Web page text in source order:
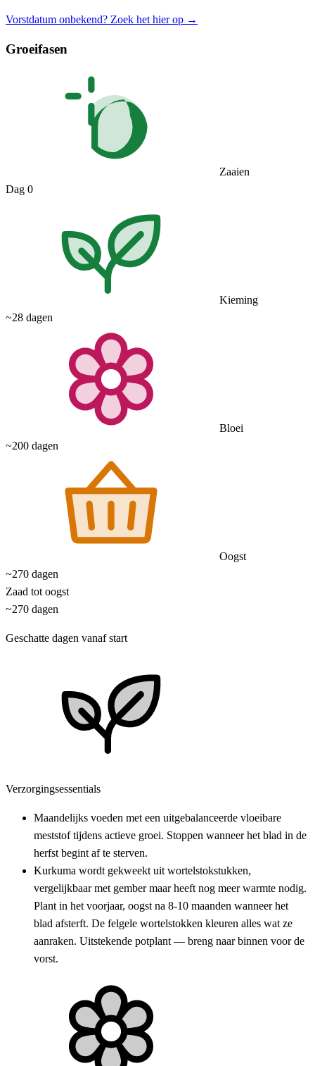
Vorstdatum onbekend? Zoek het hier op →
Groeifasen
Zaaien
Dag 0
Kieming
~28 dagen
Bloei
~200 dagen
Oogst
~270 dagen
Zaad tot oogst
~270 dagen
Geschatte dagen vanaf start
Verzorgingsessentials
Maandelijks voeden met een uitgebalanceerde vloeibare
meststof tijdens actieve groei. Stoppen wanneer het blad in de
herfst begint af te sterven.
Kurkuma wordt gekweekt uit wortelstokstukken,
vergelijkbaar met gember maar heeft nog meer warmte nodig.
Plant in het voorjaar, oogst na 8-10 maanden wanneer het
blad afsterft. De felgele wortelstokken kleuren alles wat ze
aanraken. Uitstekende potplant — breng naar binnen voor de
vorst.